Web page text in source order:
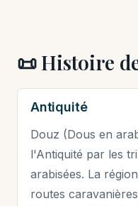
📜 Histoire
Antiquité
Douz (Dous en
l'Antiquité par les
arabisées. La
routes